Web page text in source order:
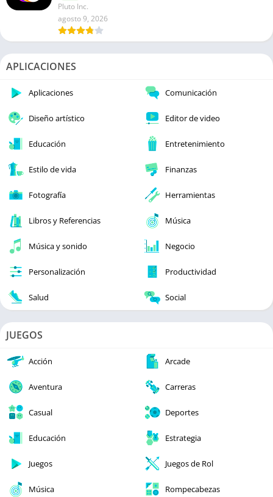
Pluto Inc.
agosto 9, 2026
APLICACIONES
Aplicaciones Comunicación
Diseño artístico Editor de video
Educación Entretenimiento
Estilo de vida Finanzas
Fotografía Herramientas
Libros y Referencias Música
Música y sonido Negocio
Personalización Productividad
Salud Social
JUEGOS
Acción Arcade
Aventura Carreras
Casual Deportes
Educación Estrategia
Juegos Juegos de Rol
Música Rompecabezas